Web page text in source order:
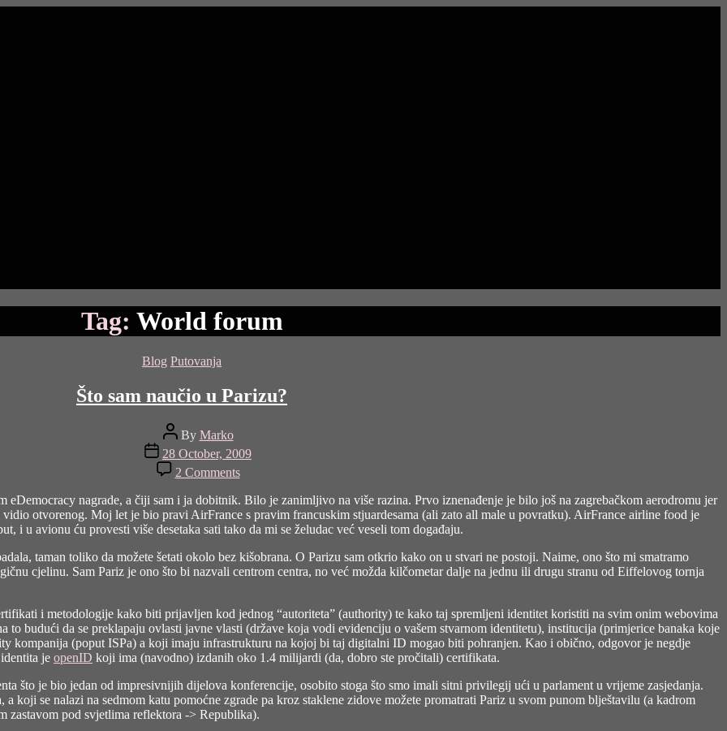
Tag: World forum
Categories
Blog Putovanja
Što sam naučio u Parizu?
Post
author
By Marko
Post
date
28 October, 2009
2 Commentson
Što
sam
naučio
u
eDemocracy nagrade, a čiji sam i ja dobitnik. Bilo je zanimljivo na više razina. Prvo iznenađenje je bilo još na zagrebačkom aerodromu jer
otvorenog. Moj let je bio pravi AirFrance s pravim francuskim stjuardesama (ali zato all male u povratku). AirFrance airline food je
i u avionu ću provesti više desetaka sati tako da mi se želudac već veseli tom događaju.
taman toliko da možete šetati okolo bez kišobrana. O Parizu sam otkrio kako on u stvari ne postoji. Naime, ono što mi smatramo
cjelinu. Sam Pariz je ono što bi nazvali centrom centra, no već možda kilčometar dalje na jednu ili drugu stranu od Eiffelovog tornja
i metodologije kako biti prijavljen kod jednog “autoriteta” (authority) te kako taj spremljeni identitet koristiti na svim onim webovima
budući da se preklapaju ovlasti javne vlasti (države koja vodi evidenciju o vašem stvarnom identitetu), institucija (primjerice banaka koje
kompanija (poput ISPa) a koji imaju infrastrukturu na kojoj bi taj digitalni ID mogao biti pohranjen. Kao i obično, odgovor je negdje
je openID koji ima (navodno) izdanih oko 1.4 milijardi (da, dobro ste pročitali) certifikata.
što je bio jedan od impresivnijih dijelova konferencije, osobito stoga što smo imali sitni privilegij ući u parlament u vrijeme zasjedanja.
koji se nalazi na sedmom katu pomoćne zgrade pa kroz staklene zidove možete promatrati Pariz u svom punom blještavilu (a kadrom
zastavom pod svjetlima reflektora -> Republika).